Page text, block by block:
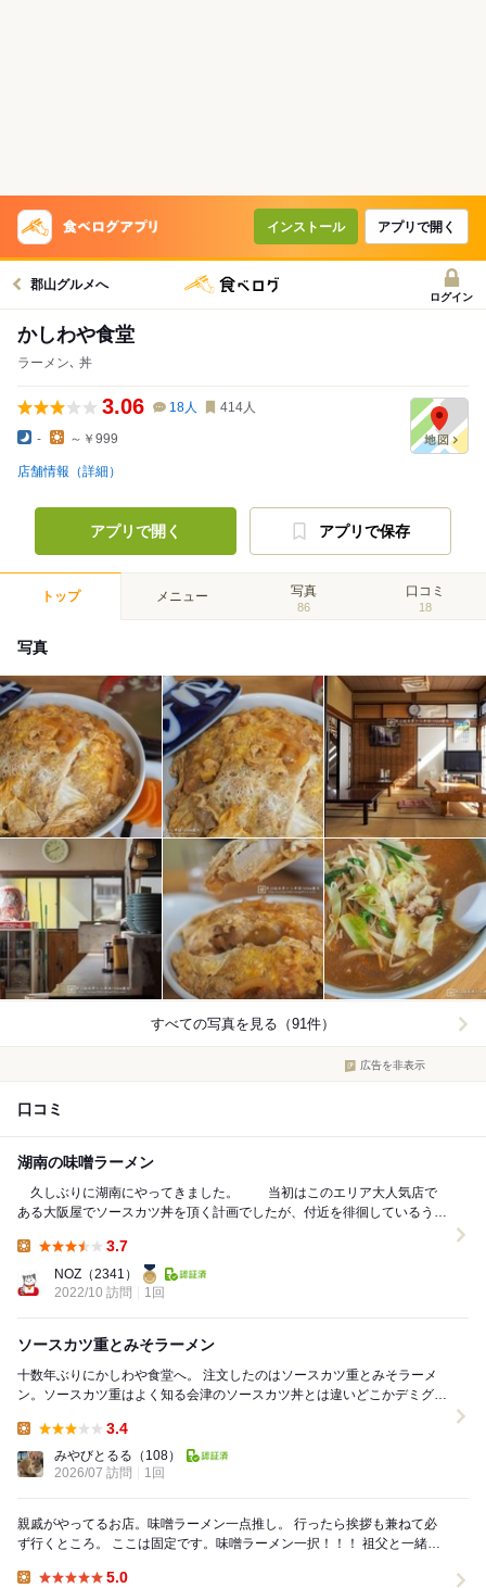
インストール アプリで開く
郡山グルメへ
ログイン
かしわや食堂
ラーメン､ 丼
3.06 18人 414人
- ～￥999
店舗情報（詳細）
アプリで開く アプリで保存
トップ メニュー 写真
86
口コミ
18
写真
すべての写真を見る（91件）
広告を非表示
口コミ
湖南の味噌ラーメン
久しぶりに湖南にやってきました。 当初はこのエリア大人気店で
ある大阪屋でソースカツ丼を頂く計画でしたが、付近を徘徊しているう
3.7
NOZ （2341）
2022/10 訪問
1回
ソースカツ重とみそラーメン
十数年ぶりにかしわや食堂へ。 注文したのはソースカツ重とみそラーメ
ン。ソースカツ重はよく知る会津のソースカツ丼とは違いどこかデミグラ
3.4
みやびとるる （108）
2026/07 訪問
1回
親戚がやってるお店。味噌ラーメン一点推し。 行ったら挨拶も兼ねて必
ず行くところ。 ここは固定です。味噌ラーメン一択！！！ 祖父と一緒で
5.0